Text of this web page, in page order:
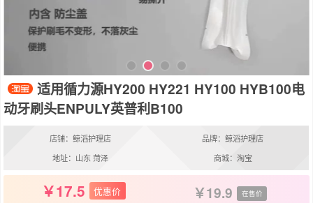
适用循力源HY200 HY221 HY100 HYB100电
动牙刷头ENPULY英普利B100
店铺：鲸滔护理店
品牌：鲸滔护理店
地址：山东 菏泽
商城：淘宝
17.5 优惠价 19.9 在售价